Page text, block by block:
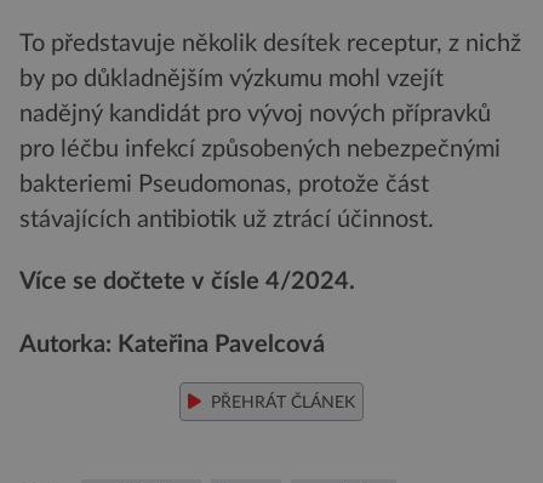
To představuje několik desítek receptur, z nichž
by po důkladnějším výzkumu mohl vzejít
nadějný kandidát pro vývoj nových přípravků
pro léčbu infekcí způsobených nebezpečnými
bakteriemi Pseudomonas, protože část
stávajících antibiotik už ztrácí účinnost.
Více se dočtete v čísle 4/2024.
Autorka: Kateřina Pavelcová
PŘEHRÁT ČLÁNEK